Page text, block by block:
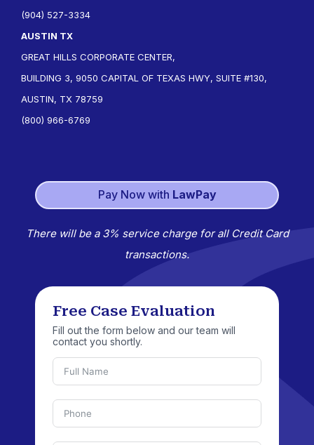
(904) 527-3334
AUSTIN TX
GREAT HILLS CORPORATE CENTER,
BUILDING 3, 9050 CAPITAL OF TEXAS HWY, SUITE #130,
AUSTIN, TX 78759
(800) 966-6769
Pay Now with LawPay
There will be a 3% service charge for all Credit Card
transactions.
Free Case Evaluation
Fill out the form below and our team will
contact you shortly.